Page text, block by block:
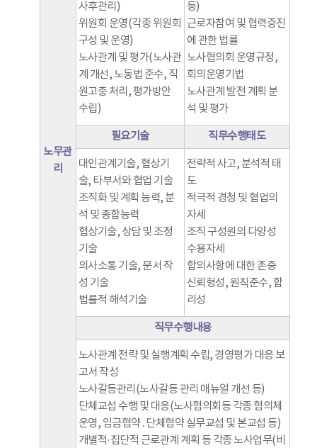
노무관
리
사후관리)
위원회 운영(각종 위원회
구성 및 운영)
노사관계 및 평가(노사관
계 개선, 노동법 준수, 직
원고충 처리, 평가방안
수립)
등)
근로자참여 및 협력증진
에 관한 법률
노사협의회 운영규정,
회의운영기법
노사관계 발전 계획 분
석 및 평가
필요기술 직무수행태도
대인관계기술, 협상기
술, 타부서와 협업 기술
조직화 및 계획 능력, 분
석 및 종합능력
협상기술, 상담 및 조정
기술
의사소통 기술, 문서 작
성 기술
법률적 해석기술
전략적 사고, 분석적 태
도
적극적 경청 및 협업의
자세
조직 구성원의 다양성
수용자세
합의사항에 대한 존중
신뢰형성, 원칙준수, 합
리성
직무수행내용
노사관계 전략 및 실행계획 수립, 경영평가 대응 보
고서 작성
노사갈등관리(노사갈등 관리 매뉴얼 개선 등)
단체교섭 수행 및 대응(노사협의회등 각종 협의체
운영, 임금협약․단체협약 실무교섭 및 본교섭 등)
개별적·집단적 근로관계 계획 등 각종 노사업무(비